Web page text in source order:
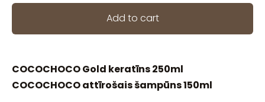
Add to cart
COCOCHOCO Gold keratīns 250ml
COCOCHOCO attīrošais šampūns 150ml